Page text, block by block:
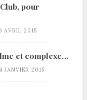
pour
AVRIL 2015
et complexe…
4 JANVIER 2015